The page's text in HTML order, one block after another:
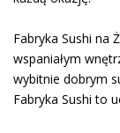
Fabryka Sushi na
wspaniałym
wybitnie dobrym
Fabryka Sushi to